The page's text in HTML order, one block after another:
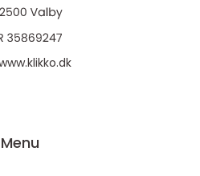
Menu